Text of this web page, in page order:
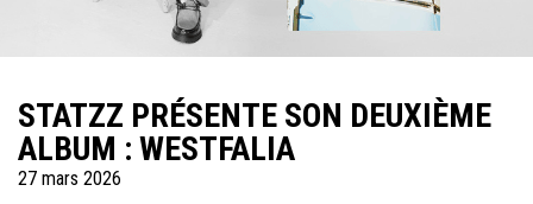
STATZZ PRÉSENTE SON DEUXIÈME
ALBUM : WESTFALIA
27 mars 2026